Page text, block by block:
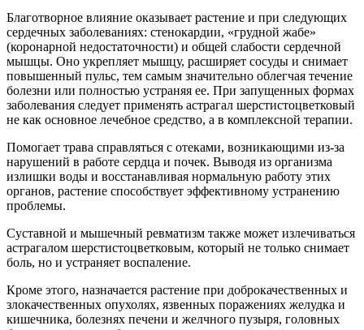
Благотворное влияние оказывает растение и при следующих
сердечных заболеваниях: стенокардии, «грудной жабе»
(коронарной недостаточности) и общей слабости сердечной
мышцы. Оно укрепляет мышцу, расширяет сосуды и снимает
повышенный пульс, тем самым значительно облегчая течение
болезни или полностью устраняя ее. При запущенных формах
заболевания следует применять астрагал шерстистоцветковый
не как основное лечебное средство, а в комплексной терапии.
Помогает трава справляться с отеками, возникающими из-за
нарушений в работе сердца и почек. Выводя из организма
излишки воды и восстанавливая нормальную работу этих
органов, растение способствует эффективному устранению
проблемы.
Суставной и мышечный ревматизм также может излечиваться
астрагалом шерстистоцветковым, который не только снимает
боль, но и устраняет воспаление.
Кроме этого, назначается растение при доброкачественных и
злокачественных опухолях, язвенных поражениях желудка и
кишечника, болезнях печени и желчного пузыря, головных